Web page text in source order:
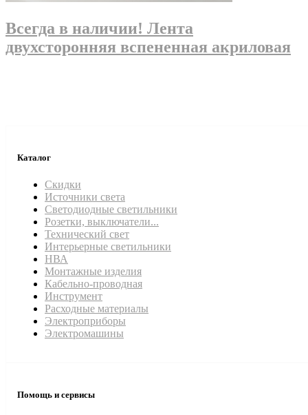
Всегда в наличии! Лента
двухсторонняя вспененная акриловая
Каталог
Скидки
Источники света
Светодиодные светильники
Розетки, выключатели...
Технический свет
Интерьерные светильники
НВА
Монтажные изделия
Кабельно-проводная
Инструмент
Расходные материалы
Электроприборы
Электромашины
Помощь и сервисы